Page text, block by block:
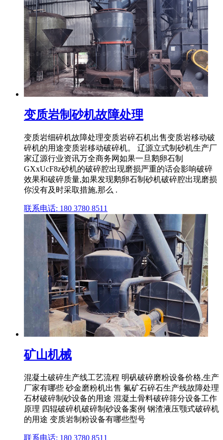
变质岩制砂机故障处理
变质岩细碎机故障处理变质岩碎石机出售变质岩移动破
碎机的用途变质岩移动破碎机。 辽源立式制砂机生产厂
家辽源行业资讯万全商务网如果一旦鹅卵石制
GXxUcF8z砂机的破碎腔出现磨损严重的话会影响破碎
效果和破碎质量,如果发现鹅卵石制砂机破碎腔出现磨损
你没有及时采取措施,那么 .
联系电话: 180 3780 8511
矿山机械
混凝土破碎生产线工艺流程 明矾破碎磨粉设备价格,生产
厂家有哪些 砂金磨粉机出售 氟矿石碎石生产线故障处理
石材破碎制砂设备的用途 混凝土骨料破碎筛分设备工作
原理 四辊破碎机破碎制砂设备案例 钢渣液压颚式破碎机
的用途 变质岩制粉设备有哪些型号
联系电话: 180 3780 8511